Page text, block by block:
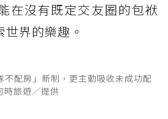
在沒有既定交友圈的包袱
界的樂趣。
配房」新制，更主動吸收未成功配
旅遊／提供